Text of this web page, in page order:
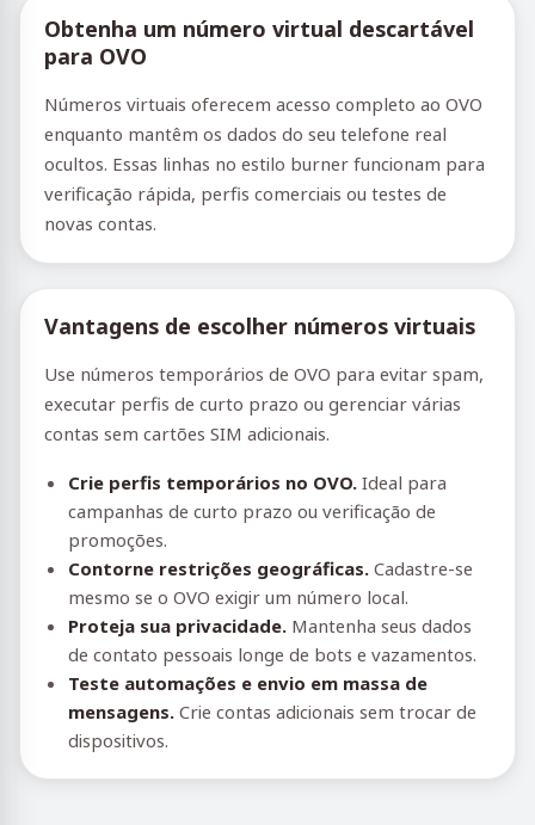
Obtenha um número virtual descartável
para OVO
Números virtuais oferecem acesso completo ao OVO
enquanto mantêm os dados do seu telefone real
ocultos. Essas linhas no estilo burner funcionam para
verificação rápida, perfis comerciais ou testes de
novas contas.
Vantagens de escolher números virtuais
Use números temporários de OVO para evitar spam,
executar perfis de curto prazo ou gerenciar várias
contas sem cartões SIM adicionais.
Crie perfis temporários no OVO. Ideal para
campanhas de curto prazo ou verificação de
promoções.
Contorne restrições geográficas. Cadastre-se
mesmo se o OVO exigir um número local.
Proteja sua privacidade. Mantenha seus dados
de contato pessoais longe de bots e vazamentos.
Teste automações e envio em massa de
mensagens. Crie contas adicionais sem trocar de
dispositivos.